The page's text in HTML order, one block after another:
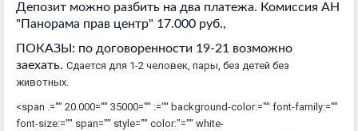
Депозит можно разбить на два платежа. Комиссия АН
"Панорама прав центр" 17.000 руб.,
ПОКАЗЫ: по договоренности 19-21 возможно
заехать. Сдается для 1-2 человек, пары, без детей без
животных.
<span .="" 20.000="" 35000="" :="" background-color:="" font-family:=""
font-size:="" span="" style="" color:"="" white-